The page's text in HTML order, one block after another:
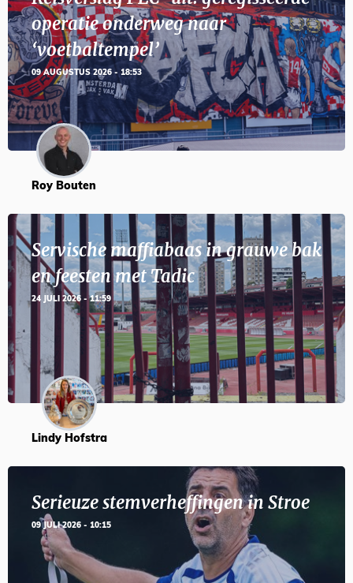
operatie onderweg naar
‘voetbaltempel’
09 AUGUSTUS 2026 - 18:53
Roy Bouten
Servische maffiabaas in grauwe bak
en feesten met Tadic
24 JULI 2026 - 11:59
Lindy Hofstra
Serieuze stemverheffingen in Stroe
09 JULI 2026 - 10:15